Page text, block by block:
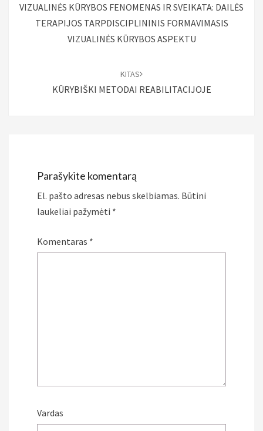
VIZUALINĖS KŪRYBOS FENOMENAS IR SVEIKATA: DAILĖS
TERAPIJOS TARPDISCIPLININIS FORMAVIMASIS
VIZUALINĖS KŪRYBOS ASPEKTU
KITAS
KŪRYBIŠKI METODAI REABILITACIJOJE
Parašykite komentarą
El. pašto adresas nebus skelbiamas. Būtini
laukeliai pažymėti *
Komentaras *
Vardas